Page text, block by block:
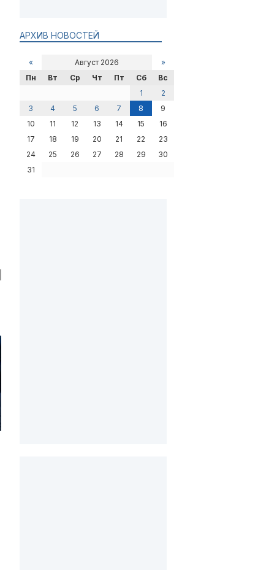
АРХИВ НОВОСТЕЙ
« Август 2026
»
Пн
Вт Ср Чт Пт Сб
Вс
1
2
3
4 5 6 7 8
9
10
11 12 13 14 15
16
17
18 19 20 21 22
23
24
25 26 27 28 29
30
31